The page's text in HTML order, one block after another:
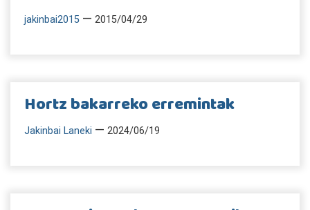
jakinbai2015 — 2015/04/29
Hortz bakarreko erremintak
Jakinbai Laneki — 2024/06/19